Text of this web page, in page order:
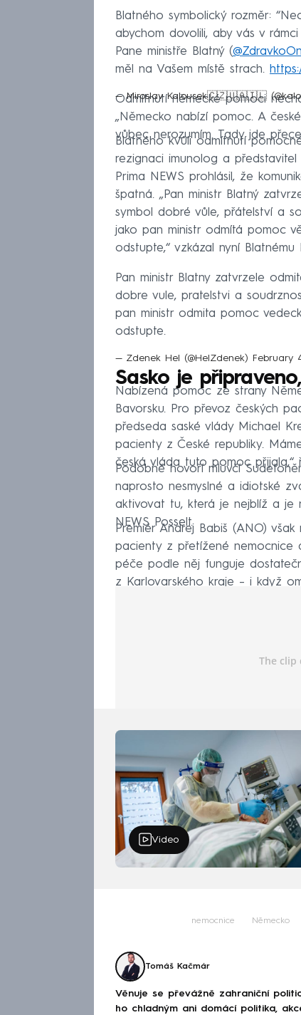
Blatného symbolický rozměr:
abychom dovolili, aby vás v
Pane ministře Blatný (
měl na Vašem místě strach.
— Miroslav Kalousek🇨🇿🇺🇦🇮🇱
Odmítnutí německé pomoci
„Německo nabízí pomoc. A
vůbec nerozumím. Tady jde
Blatného kvůli odmítnutí
rezignaci imunolog a
Prima NEWS prohlásil, že
špatná. „Pan ministr Blatný
symbol dobré vůle, přátelství a
jako pan ministr odmítá pomoc
odstupte,“ vzkázal nyní Blatnému
Pan ministr Blatny zatvrzele
dobre vule, pratelstvi a
pan ministr odmita pomoc
odstupte.
— Zdenek Hel (@HelZdenek) February
Sasko je
Nabízená pomoc ze strany
Bavorsku. Pro převoz českých
předseda saské vlády Michael
pacienty z České republiky.
česká vláda tuto pomoc přijala,“
Podobně hovoří mluvčí
naprosto nesmyslné a idiotské
aktivovat tu, která je nejblíž a je
NEWS Posselt.
Premiér Andrej Babiš (ANO)
pacienty z přetížené nemocnice
péče podle něj funguje
z Karlovarského kraje – i když
Video
nemocnice Německo
Tomáš Kačmár
Věnuje se převážně zahraniční
ho chladným ani domácí politika,